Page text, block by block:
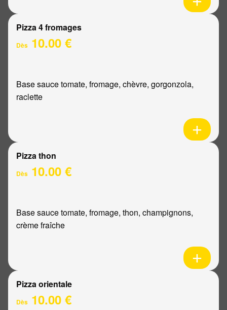
Pizza 4 fromages
Dès 10.00 €
Base sauce tomate, fromage, chèvre, gorgonzola,
raclette
Pizza thon
Dès 10.00 €
Base sauce tomate, fromage, thon, champignons,
crème fraîche
Pizza orientale
Dès 10.00 €